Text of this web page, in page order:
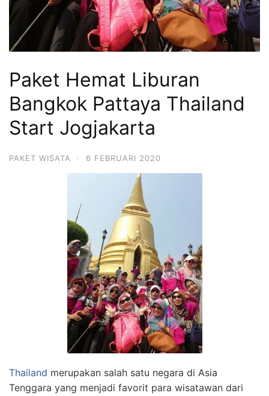
Paket Hemat Liburan
Bangkok Pattaya Thailand
Start Jogjakarta
PAKET WISATA · 6 FEBRUARI 2020
Thailand merupakan salah satu negara di Asia
Tenggara yang menjadi favorit para wisatawan dari